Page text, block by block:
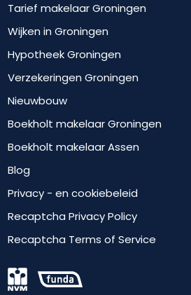
Tarief makelaar Groningen
Wijken in Groningen
Hypotheek Groningen
Verzekeringen Groningen
Nieuwbouw
Boekholt makelaar Groningen
Boekholt makelaar Assen
Blog
Privacy - en cookiebeleid
Recaptcha Privacy Policy
Recaptcha Terms of Service